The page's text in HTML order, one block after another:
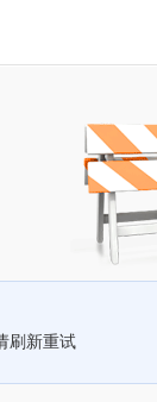
刷新重试